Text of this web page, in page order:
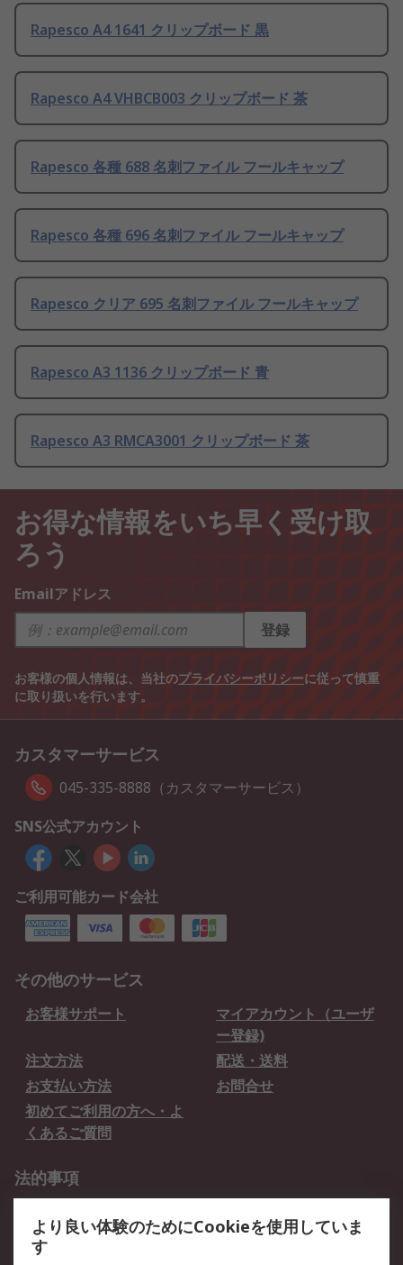
Rapesco A4 1641 クリップボード 黒
Rapesco A4 VHBCB003 クリップボード 茶
Rapesco 各種 688 名刺ファイル フールキャップ
Rapesco 各種 696 名刺ファイル フールキャップ
Rapesco クリア 695 名刺ファイル フールキャップ
Rapesco A3 1136 クリップボード 青
Rapesco A3 RMCA3001 クリップボード 茶
お得な情報をいち早く受け取
ろう
Emailアドレス
登録
お客様の個人情報は、当社のプライバシーポリシーに従って慎重
に取り扱いを行います。
カスタマーサービス
045-335-8888（カスタマーサービス）
SNS公式アカウント
ご利用可能カード会社
その他のサービス
お客様サポート
マイアカウント（ユーザ
ー登録)
注文方法
配送・送料
お支払い方法
お問合せ
初めてご利用の方へ・よ
くあるご質問
法的事項
クッキーポリシー
より良い体験のためにCookieを使用していま
す